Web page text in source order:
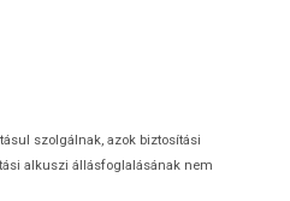
szolgálnak, azok biztosítási
alkuszi állásfoglalásának nem